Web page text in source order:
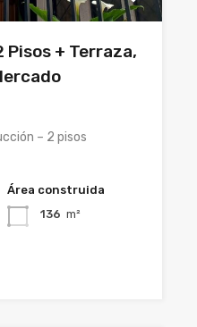
Pisos + Terraza,
– 2 pisos
Área construida
136 m²